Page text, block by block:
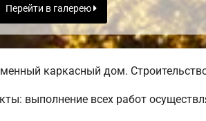
Перейти в галерею
каркасный дом.
выполнение всех работ